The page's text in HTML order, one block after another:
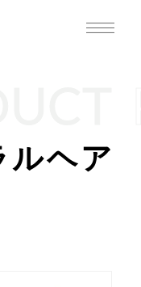
ルヘア